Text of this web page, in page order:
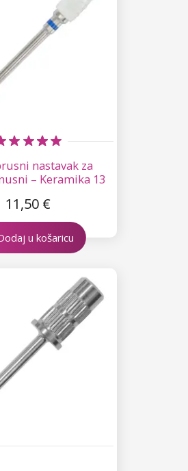
nastavak za
– Keramika 13
11,50 €
u košaricu